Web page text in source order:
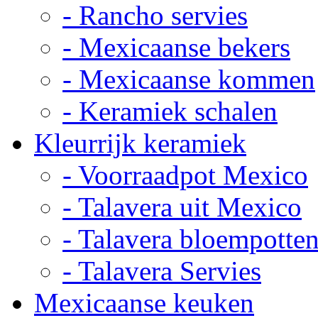
- Rancho servies
- Mexicaanse bekers
- Mexicaanse kommen
- Keramiek schalen
Kleurrijk keramiek
- Voorraadpot Mexico
- Talavera uit Mexico
- Talavera
- Talavera Servies
Mexicaanse keuken